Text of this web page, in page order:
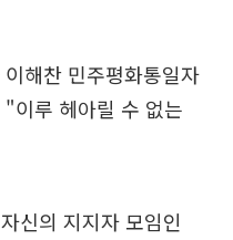
해찬 민주평화통일자
이루 헤아릴 수 없는
신의 지지자 모임인